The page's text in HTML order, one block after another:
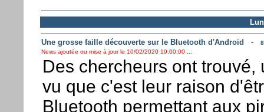
Une grosse faille découverte sur le Bluetooth d'Android -
News ajoutée ou mise à jour le 10/02/2020 19:00:00 ...
Des chercheurs ont trouvé,
vu que c'est leur raison
Bluetooth permettant aux